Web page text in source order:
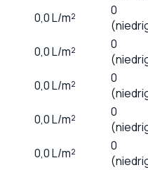
0,0L/m²
0
0,0L/m²
0
0,0L/m²
0
0,0L/m²
0
0,0L/m²
0